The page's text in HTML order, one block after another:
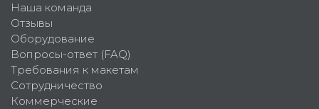
Наша команда
Отзывы
Оборудование
Вопросы-ответ (FAQ)
Требования к макетам
Сотрудничество
Коммерческие